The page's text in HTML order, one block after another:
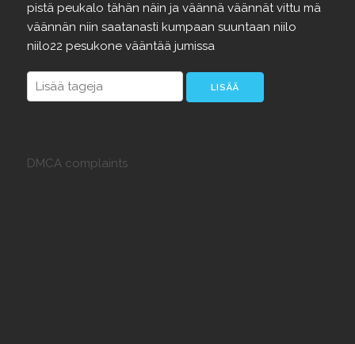
pistä peukalo tähän näin ja väännä väännätvittu mä
väännän niin saatanasti kumpaan suuntaan niilo
niilo22 pesukone vääntää jumissa
DMCA complaints